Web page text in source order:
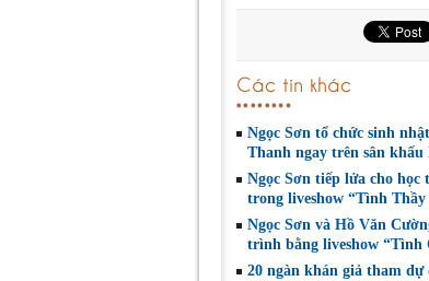
Các tin khác
Ngọc Sơn tổ chức sinh
Thanh ngay trên sân khấu
Ngọc Sơn tiếp lửa cho học
trong liveshow “Tình
Ngọc Sơn và Hồ Văn
trình bằng liveshow “Tình
20 ngàn khán giả tham dự